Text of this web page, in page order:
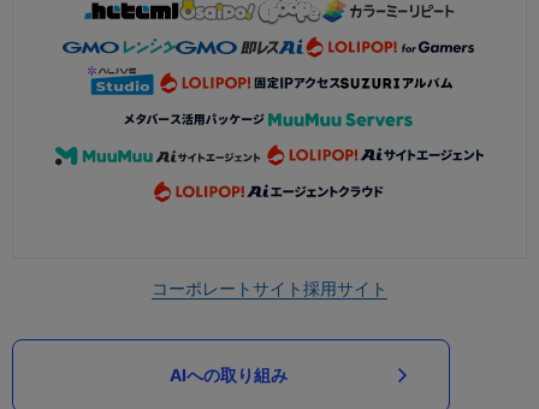
コーポレートサイト採用サイト
AIへの取り組み